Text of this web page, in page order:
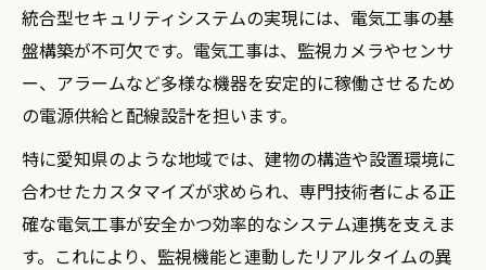
統合型セキュリティシステムの実現には、電気工事の基
盤構築が不可欠です。電気工事は、監視カメラやセンサ
ー、アラームなど多様な機器を安定的に稼働させるため
の電源供給と配線設計を担います。
特に愛知県のような地域では、建物の構造や設置環境に
合わせたカスタマイズが求められ、専門技術者による正
確な電気工事が安全かつ効率的なシステム連携を支えま
す。これにより、監視機能と連動したリアルタイムの異